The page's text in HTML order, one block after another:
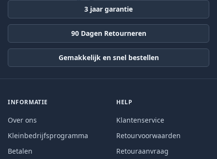
3 jaar garantie
90 Dagen Retourneren
Gemakkelijk en snel bestellen
INFORMATIE
Over ons
Kleinbedrijfsprogramma
Betalen
HELP
Klantenservice
Retourvoorwaarden
Retouraanvraag